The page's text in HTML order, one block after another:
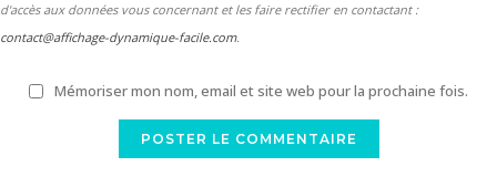
d'accès aux données vous concernant et les faire rectifier en contactant :
contact@affichage-dynamique-facile.com.
Mémoriser mon nom, email et site web pour la prochaine fois.